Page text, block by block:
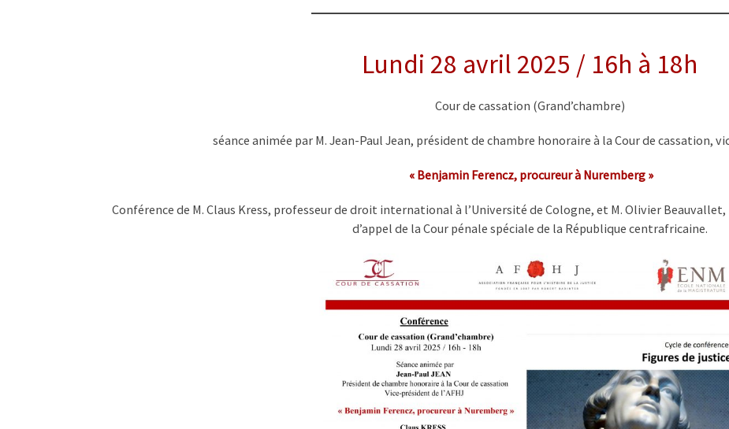
Lundi 28 avril 2025 / 16h à 18h
Cour de cassation (Grand’chambre)
séance animée par M. Jean-Paul Jean, président de chambre honoraire à la Cour de cassation,
« Benjamin Ferencz, procureur à Nuremberg »
Conférence de M. Claus Kress, professeur de droit international à l’Université de Cologne, et M. Olivier
d’appel de la Cour pénale spéciale de la République centrafricaine.